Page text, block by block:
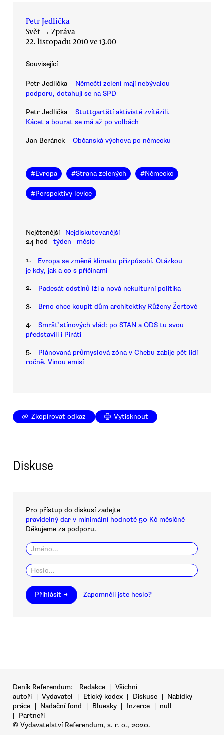
Petr Jedlička
Svět → Zpráva
22. listopadu 2010 ve 13.00
Související
Petr Jedlička
Němečtí zelení mají nebývalou
podporu, dotahují se na SPD
Petr Jedlička
Stuttgartští aktivisté zvítězili.
Kácet a bourat se má až po volbách
Jan Beránek Občanská výchova po německu
#Evropa #Strana zelených #Německo
#Perspektivy levice
Nejčtenější
Nejdiskutovanější
24 hod
týden měsíc
1.
Evropa se změně klimatu přizpůsobí. Otázkou
je kdy, jak a co s příčinami
2. Padesát odstínů lži a nová nekulturní politika
3. Brno chce koupit dům architektky Růženy Žertové
4.
Smršť stínových vlád: po STAN a ODS tu svou
představili i Piráti
5.
Plánovaná průmyslová zóna v Chebu zabije pět lidí
ročně. Vinou emisí
Zkopírovat odkaz Vytisknout
Diskuse
Pro přístup do diskusí zadejte
pravidelný dar v minimální hodnotě 50 Kč měsíčně
Děkujeme za podporu.
Přihlásit → Zapomněli jste heslo?
Deník Referendum: Redakce | Všichni
autoři | Vydavatel | Etický kodex | Diskuse | Nabídky
práce | Nadační fond | Bluesky | Inzerce | null
|
Partneři
© Vydavatelství Referendum, s. r. o., 2020.